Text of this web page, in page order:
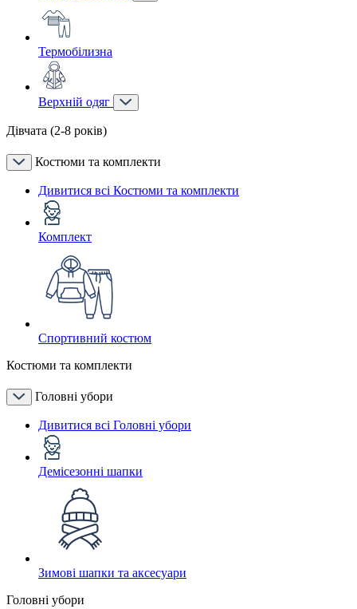
Термобілизна
Верхній одяг
Дівчата (2-8 років)
Костюми та комплекти
Дивитися всі Костюми та комплекти
Комплект
Спортивний костюм
Костюми та комплекти
Головні убори
Дивитися всі Головні убори
Демісезонні шапки
Зимові шапки та аксесуари
Головні убори